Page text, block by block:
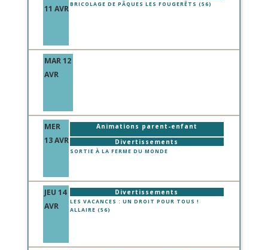
11 AVR BRICOLAGE DE PÂQUES LES FOUGERÊTS (56)
MAR 12
AVR
MER
13 AVR
Animations parent-enfant
Divertissements
SORTIE À LA FERME DU MONDE
JEU 14
AVR
Divertissements
LES VACANCES : UN DROIT POUR TOUS !
ALLAIRE (56)